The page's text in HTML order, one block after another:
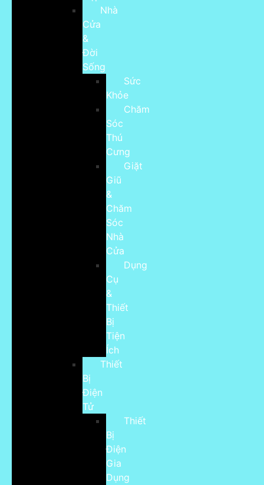
Nhà
Cửa
&
Đời
Sống
Sức
Khỏe
Chăm
Sóc
Thú
Cưng
Giặt
Giũ
&
Chăm
Sóc
Nhà
Cửa
Dụng
Cụ
&
Thiết
Bị
Tiện
Ích
Thiết
Bị
Điện
Tử
Thiết
Bị
Điện
Gia
Dụng